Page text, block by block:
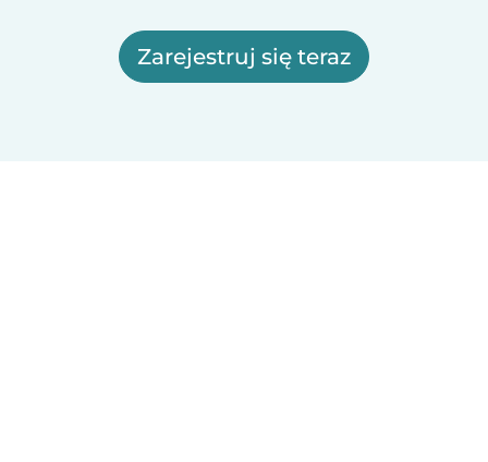
Zarejestruj się teraz